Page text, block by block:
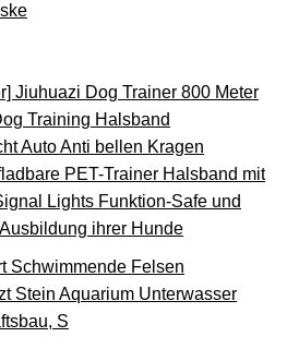
Jiuhuazi Dog Trainer 800 Meter
Training Halsband
Auto Anti bellen Kragen
PET-Trainer Halsband mit
Lights Funktion-Safe und
ihrer Hunde
Schwimmende Felsen
Stein Aquarium Unterwasser
S